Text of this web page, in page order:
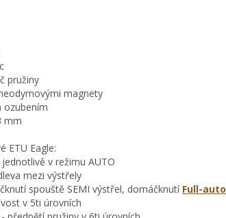
pružiny
magnety
ozubením
mm
ETU Eagle:
v režimu AUTO
mezi výstřely
spouště SEMI výstřel, domáčknutí Full-auto
v 5ti úrovních